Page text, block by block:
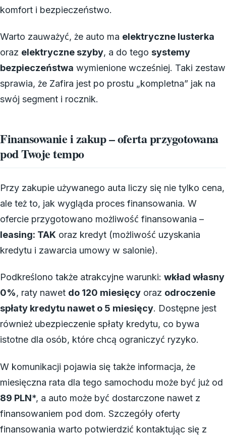
komfort i bezpieczeństwo.
Warto zauważyć, że auto ma elektryczne lusterka
oraz elektryczne szyby, a do tego systemy
bezpieczeństwa wymienione wcześniej. Taki zestaw
sprawia, że Zafira jest po prostu „kompletna” jak na
swój segment i rocznik.
Finansowanie i zakup – oferta przygotowana
pod Twoje tempo
Przy zakupie używanego auta liczy się nie tylko cena,
ale też to, jak wygląda proces finansowania. W
ofercie przygotowano możliwość finansowania –
leasing: TAK oraz kredyt (możliwość uzyskania
kredytu i zawarcia umowy w salonie).
Podkreślono także atrakcyjne warunki: wkład własny
0%, raty nawet do 120 miesięcy oraz odroczenie
spłaty kredytu nawet o 5 miesięcy. Dostępne jest
również ubezpieczenie spłaty kredytu, co bywa
istotne dla osób, które chcą ograniczyć ryzyko.
W komunikacji pojawia się także informacja, że
miesięczna rata dla tego samochodu może być już od
89 PLN*, a auto może być dostarczone nawet z
finansowaniem pod dom. Szczegóły oferty
finansowania warto potwierdzić kontaktując się z